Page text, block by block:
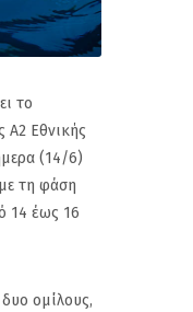
το
Α2 Εθνικής
(14/6)
τη φάση
14 έως 16
ομίλους,